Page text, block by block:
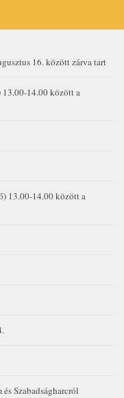
16. között zárva tart
14.00 között a
13.00-14.00 között a
Szabadságharcról